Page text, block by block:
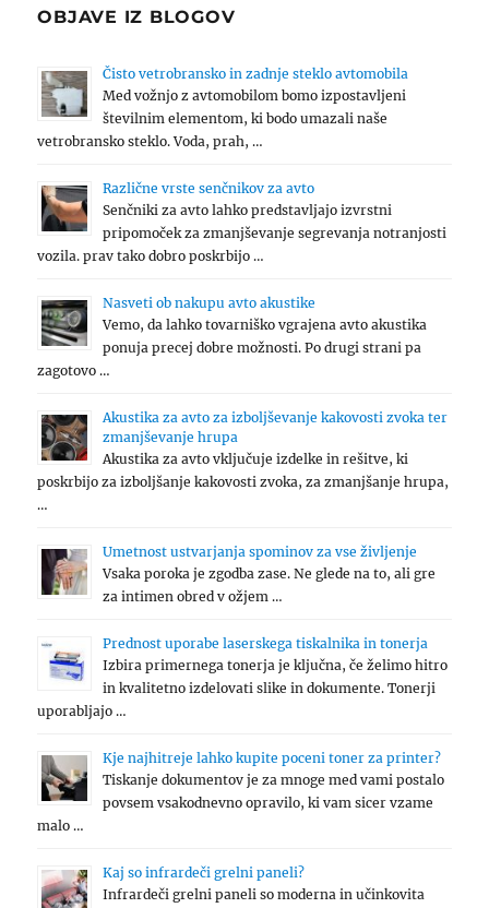
OBJAVE IZ BLOGOV
Čisto vetrobransko in zadnje steklo avtomobila
Med vožnjo z avtomobilom bomo izpostavljeni
številnim elementom, ki bodo umazali naše
vetrobransko steklo. Voda, prah, …
Različne vrste senčnikov za avto
Senčniki za avto lahko predstavljajo izvrstni
pripomoček za zmanjševanje segrevanja notranjosti
vozila. prav tako dobro poskrbijo …
Nasveti ob nakupu avto akustike
Vemo, da lahko tovarniško vgrajena avto akustika
ponuja precej dobre možnosti. Po drugi strani pa
zagotovo …
Akustika za avto za izboljševanje kakovosti zvoka ter
zmanjševanje hrupa
Akustika za avto vključuje izdelke in rešitve, ki
poskrbijo za izboljšanje kakovosti zvoka, za zmanjšanje hrupa,
…
Umetnost ustvarjanja spominov za vse življenje
Vsaka poroka je zgodba zase. Ne glede na to, ali gre
za intimen obred v ožjem …
Prednost uporabe laserskega tiskalnika in tonerja
Izbira primernega tonerja je ključna, če želimo hitro
in kvalitetno izdelovati slike in dokumente. Tonerji
uporabljajo …
Kje najhitreje lahko kupite poceni toner za printer?
Tiskanje dokumentov je za mnoge med vami postalo
povsem vsakodnevno opravilo, ki vam sicer vzame
malo …
Kaj so infrardeči grelni paneli?
Infrardeči grelni paneli so moderna in učinkovita